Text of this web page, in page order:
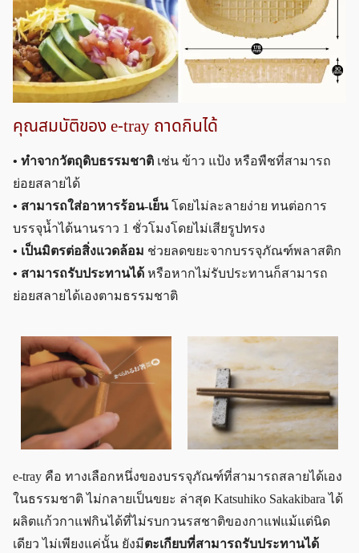
คุณสมบัติของ e-tray ถาดกินได้
• ทำจากวัตถุดิบธรรมชาติ เช่น ข้าว แป้ง หรือพืชที่สามารถ
ย่อยสลายได้
• สามารถใส่อาหารร้อน-เย็นโดยไม่ละลายง่าย ทนต่อการ
บรรจุน้ำได้นานราว 1 ชั่วโมงโดยไม่เสียรูปทรง
• เป็นมิตรต่อสิ่งแวดล้อม ช่วยลดขยะจากบรรจุภัณฑ์พลาสติก
• สามารถรับประทานได้ หรือหากไม่รับประทานก็สามารถ
ย่อยสลายได้เองตามธรรมชาติ
e-tray คือ ทางเลือกหนึ่งของบรรจุภัณฑ์ที่สามารถสลายได้เอง
ในธรรมชาติ ไม่กลายเป็นขยะ ล่าสุด Katsuhiko Sakakibara ได้
ผลิตแก้วกาแฟกินได้ที่ไม่รบกวนรสชาติของกาแฟแม้แต่นิด
เดียว ไม่เพียงแค่นั้น ยังมีตะเกียบที่สามารถรับประทานได้